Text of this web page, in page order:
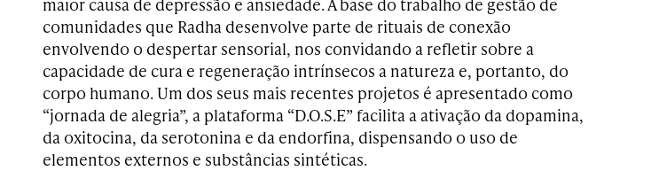
comunidades que Radha desenvolve parte de rituais de conexão
envolvendo o despertar sensorial, nos convidando a refletir sobre a
capacidade de cura e regeneração intrínsecos a natureza e, portanto, do
corpo humano. Um dos seus mais recentes projetos é apresentado como
“jornada de alegria”, a plataforma “D.O.S.E” facilita a ativação da dopamina,
da oxitocina, da serotonina e da endorfina, dispensando o uso de
elementos externos e substâncias sintéticas.